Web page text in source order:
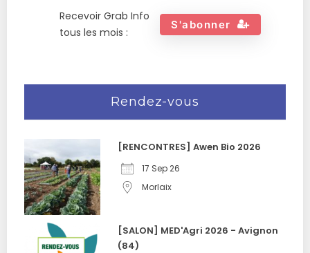
Recevoir Grab Info
tous les mois :
S'abonner
Rendez-vous
[RENCONTRES] Awen Bio 2026
17 Sep 26
Morlaix
[SALON] MED'Agri 2026 - Avignon
(84)